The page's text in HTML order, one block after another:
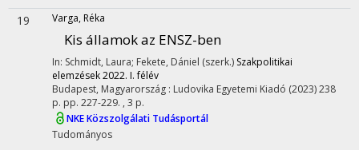
19 Varga, Réka
Kis államok az ENSZ-ben
In: Schmidt, Laura; Fekete, Dániel (szerk.) Szakpolitikai
elemzések 2022. I. félév
Budapest, Magyarország : Ludovika Egyetemi Kiadó (2023)238
p. pp. 227-229. , 3 p.
NKE Közszolgálati Tudásportál
Tudományos